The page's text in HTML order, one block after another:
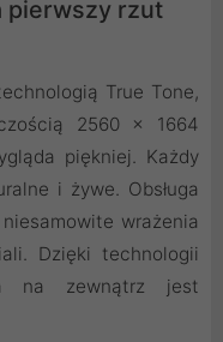
pierwszy rzut
True Tone,
2560 × 1664
piękniej. Każdy
i żywe. Obsługa
wrażenia
Dzięki technologii
na zewnątrz jest